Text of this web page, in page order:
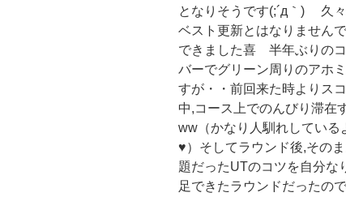
となりそうです(;´д｀) 久
ベスト更新とはなりません
できました喜 半年ぶりの
バーでグリーン周りのアホ
すが・・前回来た時よりス
中,コース上でのんびり滞在
ww（かなり人馴れしている
♥）そしてラウンド後,その
題だったUTのコツを自分な
足できたラウンドだったの